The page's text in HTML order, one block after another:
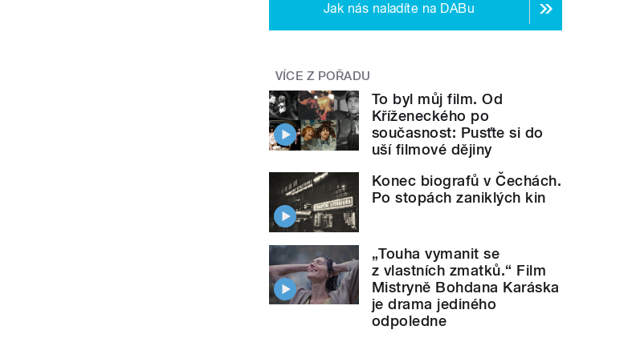
Jak nás naladíte na DABu
VÍCE Z POŘADU
To byl můj film. Od
Kříženeckého po
současnost: Pusťte si do
uší filmové dějiny
Konec biografů v Čechách.
Po stopách zaniklých kin
„Touha vymanit se
z vlastních zmatků.“ Film
Mistryně Bohdana Karáska
je drama jediného
odpoledne